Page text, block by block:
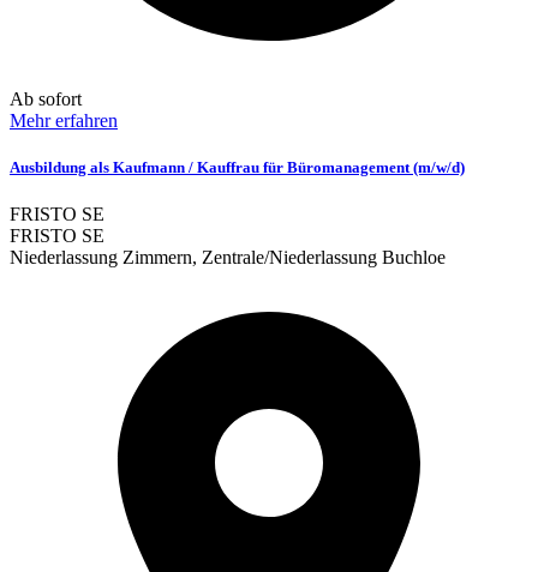
Ab sofort
Mehr erfahren
Ausbildung als Kaufmann / Kauffrau für Büromanagement (m/w/d)
FRISTO SE
FRISTO SE
Niederlassung Zimmern, Zentrale/Niederlassung Buchloe